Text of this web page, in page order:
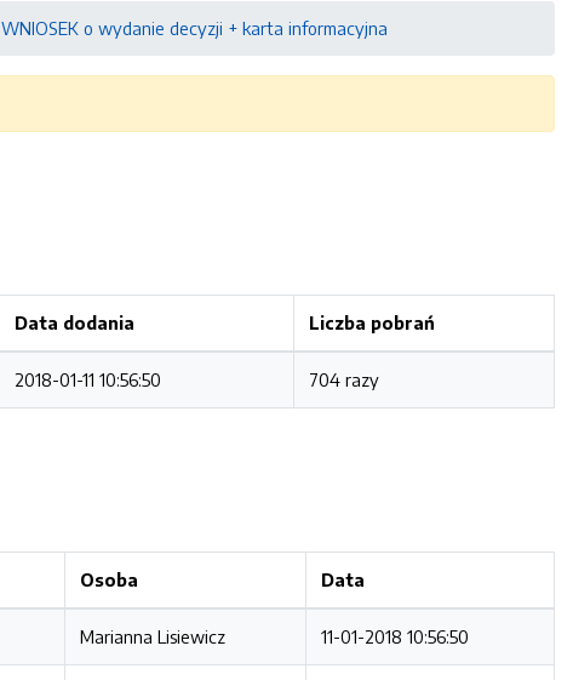
WNIOSEK o wydanie decyzji + karta informacyjna
Data dodania Liczba pobrań
2018-01-11 10:56:50 704 razy
Osoba Data
Marianna Lisiewicz 11-01-2018 10:56:50